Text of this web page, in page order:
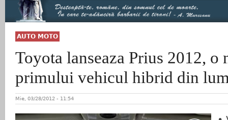
AUTO MOTO
Toyota lanseaza Prius 2012, o
primului vehicul hibrid din
Mie, 03/28/2012 - 11:54